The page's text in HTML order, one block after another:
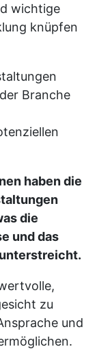
wichtige
knüpfen
Branche
haben die
die
und das
zu
und